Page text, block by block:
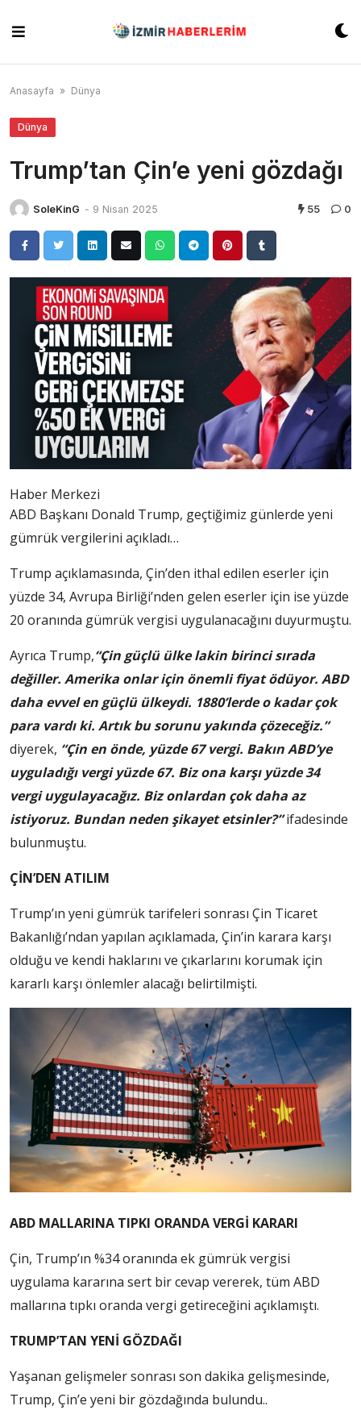
content
Anasayfa » Dünya
Dünya
Trump’tan Çin’e yeni gözdağı
SoleKinG - 9 Nisan 2025 55 0
Haber Merkezi
ABD Başkanı Donald Trump, geçtiğimiz günlerde yeni
gümrük vergilerini açıkladı…
Trump açıklamasında, Çin’den ithal edilen eserler için
yüzde 34, Avrupa Birliği’nden gelen eserler için ise yüzde
20 oranında gümrük vergisi uygulanacağını duyurmuştu.
Ayrıca Trump,“Çin güçlü ülke lakin birinci sırada
değiller. Amerika onlar için önemli fiyat ödüyor. ABD
daha evvel en güçlü ülkeydi. 1880’lerde o kadar çok
para vardı ki. Artık bu sorunu yakında çözeceğiz.”
diyerek, “Çin en önde, yüzde 67 vergi. Bakın ABD’ye
uyguladığı vergi yüzde 67. Biz ona karşı yüzde 34
vergi uygulayacağız. Biz onlardan çok daha az
istiyoruz. Bundan neden şikayet etsinler?”ifadesinde
bulunmuştu.
ÇİN’DEN ATILIM
Trump’ın yeni gümrük tarifeleri sonrası Çin Ticaret
Bakanlığı’ndan yapılan açıklamada, Çin’in karara karşı
olduğu ve kendi haklarını ve çıkarlarını korumak için
kararlı karşı önlemler alacağı belirtilmişti.
ABD MALLARINA TIPKI ORANDA VERGİ KARARI
Çin, Trump’ın %34 oranında ek gümrük vergisi
uygulama kararına sert bir cevap vererek, tüm ABD
mallarına tıpkı oranda vergi getireceğini açıklamıştı.
TRUMP’TAN YENİ GÖZDAĞI
Yaşanan gelişmeler sonrası son dakika gelişmesinde,
Trump, Çin’e yeni bir gözdağında bulundu..